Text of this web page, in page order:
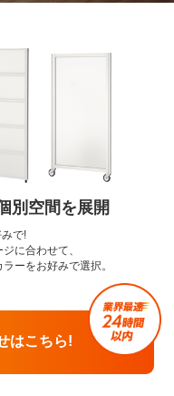
別空間を展開
で!
に合わせて、
ーをお好みで選択。
はこちら!